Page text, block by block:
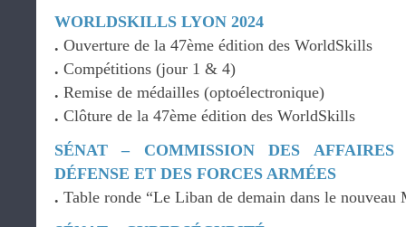
WORLDSKILLS LYON 2024
. Ouverture de la 47ème édition des WorldSkills
. Compétitions (jour 1 & 4)
. Remise de médailles (optoélectronique)
. Clôture de la 47ème édition des WorldSkills
SÉNAT – COMMISSION DES
DÉFENSE ET DES FORCES ARMÉES
. Table ronde “Le Liban de demain dans le nouveau